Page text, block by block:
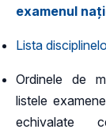
examenul
Lista
Ordinele de
listele
echivalate